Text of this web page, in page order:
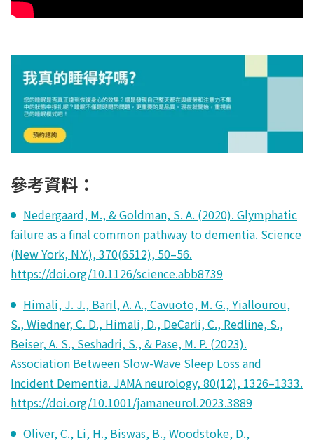
參考資料：
Nedergaard, M., & Goldman, S. A. (2020). Glymphatic
failure as a final common pathway to dementia. Science
(New York, N.Y.), 370(6512), 50–56.
https://doi.org/10.1126/science.abb8739
Himali, J. J., Baril, A. A., Cavuoto, M. G., Yiallourou,
S., Wiedner, C. D., Himali, D., DeCarli, C., Redline, S.,
Beiser, A. S., Seshadri, S., & Pase, M. P. (2023).
Association Between Slow-Wave Sleep Loss and
Incident Dementia. JAMA neurology, 80(12), 1326–1333.
https://doi.org/10.1001/jamaneurol.2023.3889
Oliver, C., Li, H., Biswas, B., Woodstoke, D.,